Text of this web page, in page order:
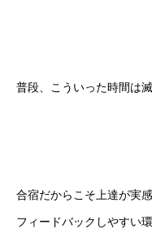
普段、こういった時間は
合宿だからこそ上達が実感
フィードバックしやすい